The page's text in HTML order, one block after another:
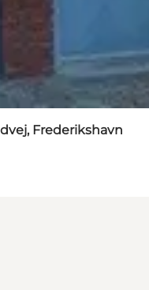
Frederikshavn